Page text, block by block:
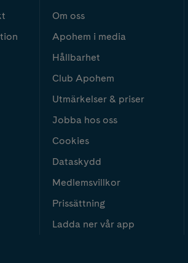
Om oss
Apohem i media
Hållbarhet
Club Apohem
Utmärkelser & priser
Jobba hos oss
Cookies
Dataskydd
Medlemsvillkor
Prissättning
Ladda ner vår app